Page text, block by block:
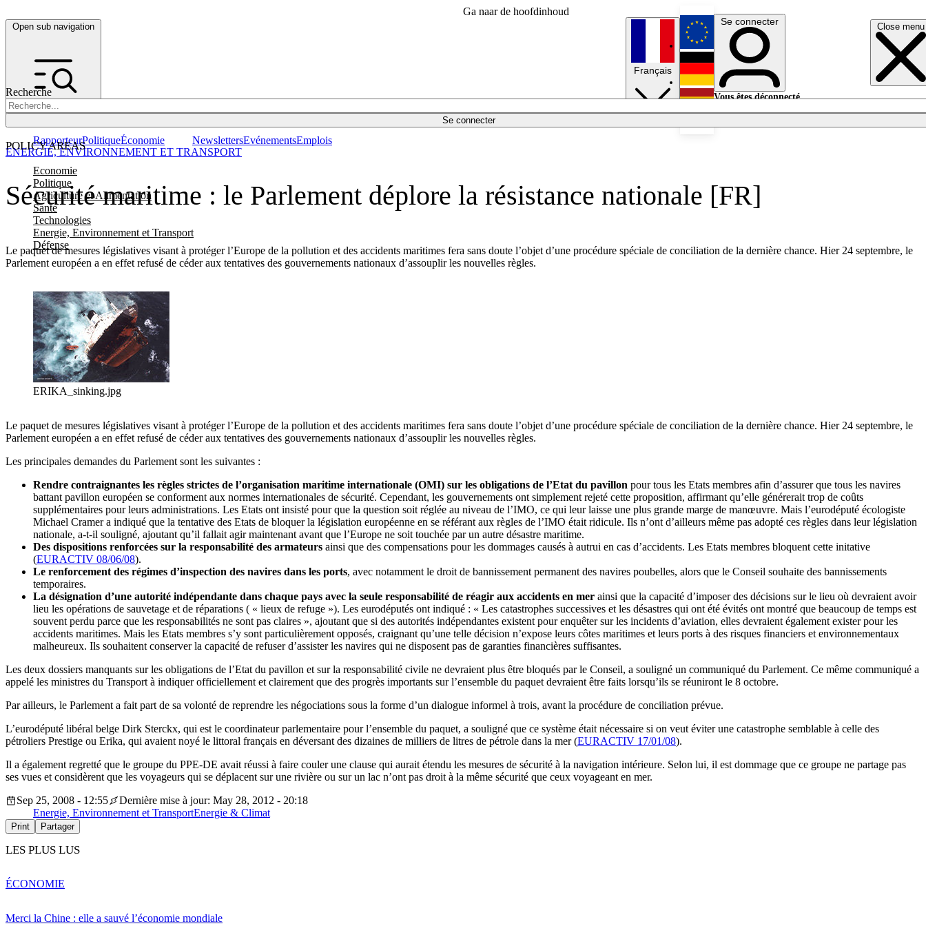
Ga naar de hoofdinhoud
Open sub navigation Close menu
Recherche
Se connecter
POLICY AREAS
Economie
Politique
Agriculture et Alimentation
Santé
Technologies
Energie, Environnement et Transport
Défense
RapporteurPolitiqueÉconomie NewslettersEvénementsEmplois
Français
English
Deutsch
Se connecter
Vous êtes déconnecté.
Sécurité maritime : le Parlement déplore la résistance nationale [FR]
Le paquet de mesures législatives visant à protéger l’Europe de la pollution et des accidents maritimes fera sans doute l’objet d’une procédure spéciale de conciliation de la dernière chance. Hier 24 septembre, le
Parlement européen a en effet refusé de céder aux tentatives des gouvernements nationaux d’assouplir les nouvelles règles.
ENERGIE, ENVIRONNEMENT ET TRANSPORT
ERIKA_sinking.jpg
Le paquet de mesures législatives visant à protéger l’Europe de la pollution et des accidents maritimes fera sans doute l’objet d’une procédure spéciale de conciliation de la dernière chance. Hier 24 septembre, le
Parlement européen a en effet refusé de céder aux tentatives des gouvernements nationaux d’assouplir les nouvelles règles.
Les principales demandes du Parlement sont les suivantes :
Rendre contraignantes les règles strictes de l’organisation maritime internationale (OMI) sur les obligations de l’Etat du pavillon pour tous les Etats membres afin d’assurer que tous les navires
battant pavillon européen se conforment aux normes internationales de sécurité. Cependant, les gouvernements ont simplement rejeté cette proposition, affirmant qu’elle générerait trop de coûts
supplémentaires pour leurs administrations. Les Etats ont insisté pour que la question soit réglée au niveau de l’IMO, ce qui leur laisse une plus grande marge de manœuvre. Mais l’eurodéputé écologiste
Michael Cramer a indiqué que la tentative des Etats de bloquer la législation européenne en se référant aux règles de l’IMO était ridicule. Ils n’ont d’ailleurs même pas adopté ces règles dans leur législation
nationale, a-t-il souligné, ajoutant qu’il fallait agir maintenant avant que l’Europe ne soit touchée par un autre désastre maritime.
Des dispositions renforcées sur la responsabilité des armateurs ainsi que des compensations pour les dommages causés à autrui en cas d’accidents. Les Etats membres bloquent cette initative
(EURACTIV 08/06/08).
Le renforcement des régimes d’inspection des navires dans les ports, avec notamment le droit de bannissement permanent des navires poubelles, alors que le Conseil souhaite des bannissements
temporaires.
La désignation d’une autorité indépendante dans chaque pays avec la seule responsabilité de réagir aux accidents en mer ainsi que la capacité d’imposer des décisions sur le lieu où devraient avoir
lieu les opérations de sauvetage et de réparations ( « lieux de refuge »). Les eurodéputés ont indiqué : « Les catastrophes successives et les désastres qui ont été évités ont montré que beaucoup de temps est
souvent perdu parce que les responsabilités ne sont pas claires », ajoutant que si des autorités indépendantes existent pour enquêter sur les incidents d’aviation, elles devraient également exister pour les
accidents maritimes. Mais les Etats membres s’y sont particulièrement opposés, craignant qu’une telle décision n’expose leurs côtes maritimes et leurs ports à des risques financiers et environnementaux
malheureux. Ils souhaitent conserver la capacité de refuser d’assister les navires qui ne disposent pas de garanties financières suffisantes.
Les deux dossiers manquants sur les obligations de l’Etat du pavillon et sur la responsabilité civile ne devraient plus être bloqués par le Conseil, a souligné un communiqué du Parlement. Ce même communiqué a
appelé les ministres du Transport à indiquer officiellement et clairement que des progrès importants sur l’ensemble du paquet devraient être faits lorsqu’ils se réuniront le 8 octobre.
Par ailleurs, le Parlement a fait part de sa volonté de reprendre les négociations sous la forme d’un dialogue informel à trois, avant la procédure de conciliation prévue.
L’eurodéputé libéral belge Dirk Sterckx, qui est le coordinateur parlementaire pour l’ensemble du paquet, a souligné que ce système était nécessaire si on veut éviter une catastrophe semblable à celle des
pétroliers Prestige ou Erika, qui avaient noyé le littoral français en déversant des dizaines de milliers de litres de pétrole dans la mer (EURACTIV 17/01/08).
Il a également regretté que le groupe du PPE-DE avait réussi à faire couler une clause qui aurait étendu les mesures de sécurité à la navigation intérieure. Selon lui, il est dommage que ce groupe ne partage pas
ses vues et considèrent que les voyageurs qui se déplacent sur une rivière ou sur un lac n’ont pas droit à la même sécurité que ceux voyageant en mer.
Sep 25, 2008 - 12:55
Dernière mise à jour: May 28, 2012 - 20:18
Energie, Environnement et TransportEnergie & Climat
Print Partager
LES PLUS LUS
Merci la Chine : elle a sauvé l’économie mondiale
ÉCONOMIE